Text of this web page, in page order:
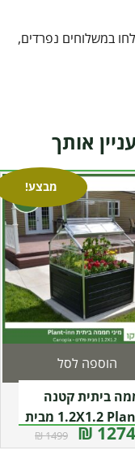
במשלוחים נפרדים,
אותך
מבצע!
ביתית קטנה
1.2X1.2 Plant-inn מבית
פלרם – קנופיה
1274
1499 ₪
הוספה לסל